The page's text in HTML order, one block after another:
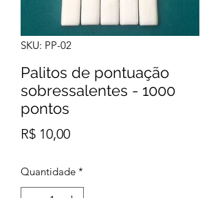
SKU: PP-02
Palitos de pontuação
sobressalentes - 1000
pontos
R$ 10,00Preço
Quantidade *